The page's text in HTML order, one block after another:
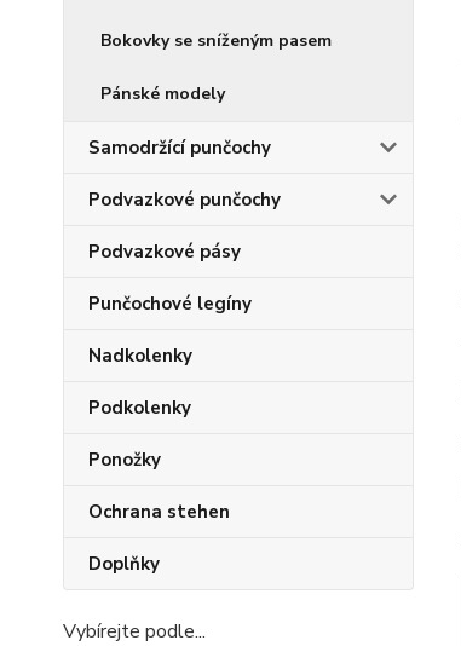
Bokovky se sníženým pasem
Pánské modely
Samodržící punčochy
Podvazkové punčochy
Podvazkové pásy
Punčochové legíny
Nadkolenky
Podkolenky
Ponožky
Ochrana stehen
Doplňky
Vybírejte podle...